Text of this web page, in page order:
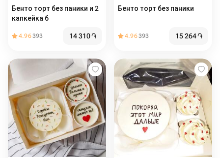
Бенто торт без паники и 2
капкейка б
4.96393 14 310֏
Бенто торт без паники
4.96393 15 264֏